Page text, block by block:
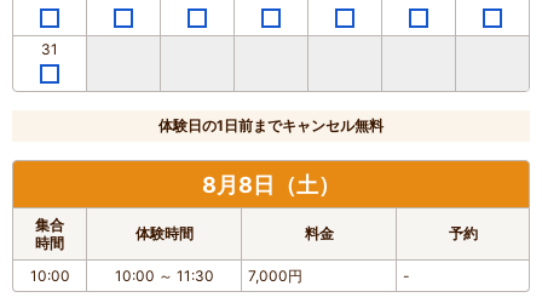
31
体験日の1日前までキャンセル無料
8月8日（土）
集合
時間
体験時間 料金 予約
10:00 10:00 ～ 11:30 7,000円 -